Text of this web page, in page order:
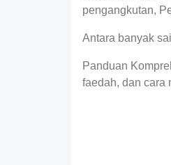
pengangkutan,
Antara banyak
Panduan
faedah, dan cara